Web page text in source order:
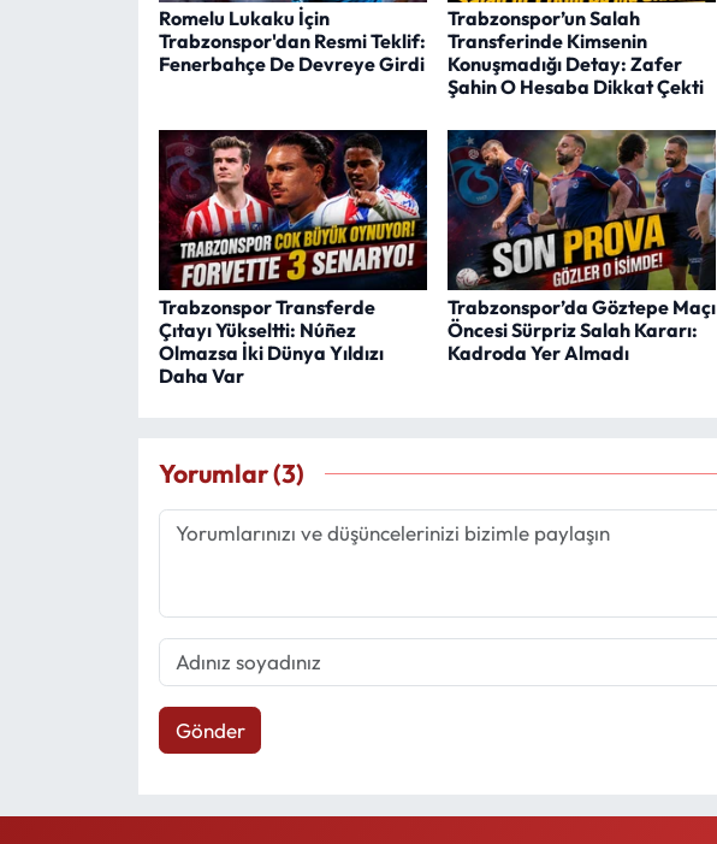
Romelu Lukaku İçin
Trabzonspor'dan Resmi Teklif:
Fenerbahçe De Devreye Girdi
Trabzonspor’un Salah
Transferinde Kimsenin
Konuşmadığı Detay: Zafer
Şahin O Hesaba Dikkat Çekti
Trabzonspor Transferde
Çıtayı Yükseltti: Núñez
Olmazsa İki Dünya Yıldızı
Daha Var
Trabzonspor’da Göztepe Maçı
Öncesi Sürpriz Salah Kararı:
Kadroda Yer Almadı
Yorumlar (3)
Gönder